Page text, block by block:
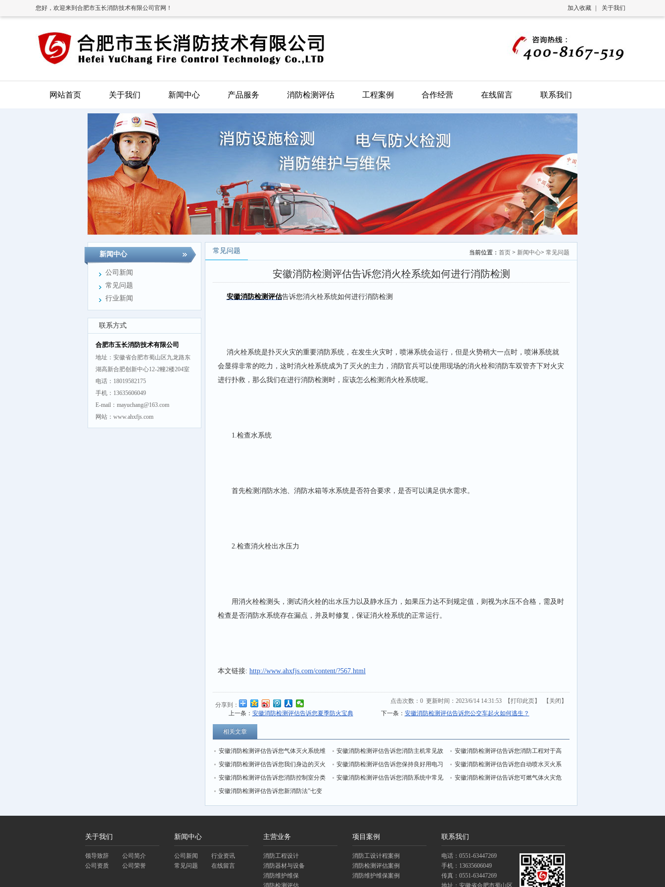
加入收藏 关于我们
您好，欢迎来到合肥市玉长消防技术有限公司官网！
网站首页 关于我们 新闻中心 产品服务 消防检测评估 工程案例 合作经营 在线留言 联系我们
新闻中心
公司新闻
常见问题
行业新闻
联系方式
合肥市玉长消防技术有限公司
地址：安徽省合肥市蜀山区九龙路东
湖高新合肥创新中心12-2幢2楼204室
电话：18019582175
手机：13635606049
E-mail：mayuchang@163.com
网站：www.ahxfjs.com
当前位置： 首页 > 新闻中心> 常见问题
常见问题
安徽消防检测评估告诉您消火栓系统如何进行消防检测
安徽消防检测评估告诉您消火栓系统如何进行消防检测
消火栓系统是扑灭火灾的重要消防系统，在发生火灾时，喷淋系统会运行，但是火势稍大一点时，喷淋系统就
会显得非常的吃力，这时消火栓系统成为了灭火的主力，消防官兵可以使用现场的消火栓和消防车双管齐下对火灾
进行扑救，那么我们在进行消防检测时，应该怎么检测消火栓系统呢。
1.检查水系统
首先检测消防水池、消防水箱等水系统是否符合要求，是否可以满足供水需求。
2.检查消火栓出水压力
用消火栓检测头，测试消火栓的出水压力以及静水压力，如果压力达不到规定值，则视为水压不合格，需及时
检查是否消防水系统存在漏点，并及时修复，保证消火栓系统的正常运行。
本文链接: http://www.ahxfjs.com/content/?567.html
分享到：
点击次数： 0 更新时间：2023/6/14 14:31:53 【打印此页】 【 关闭 】
上一条： 安徽消防检测评估告诉您夏季防火宝典 下一条： 安徽消防检测评估告诉您公交车起火如何逃生？
相关文章
安徽消防检测评估告诉您气体灭火系统维
护管理标准
安徽消防检测评估告诉您消防主机常见故
障有哪些，有什么处理方法？
安徽消防检测评估告诉您消防工程对于高
层建筑的重要性
安徽消防检测评估告诉您我们身边的灭火
神器你都知道吗？
安徽消防检测评估告诉您保持良好用电习
惯 杜绝火灾隐患
安徽消防检测评估告诉您自动喷水灭火系
统验的重点
安徽消防检测评估告诉您消防控制室分类
达标创建标准（I类）
安徽消防检测评估告诉您消防系统中常见
安徽消防检测评估告诉您可燃气体火灾危
安徽消防检测评估告诉您新消防法”七变
关于我们
领导致辞
公司简介
公司资质
公司荣誉
新闻中心
公司新闻
行业资讯
常见问题
在线留言
主营业务
消防工程设计
消防器材与设备
消防维护维保
消防检测评估
项目案例
消防工设计程案例
消防检测评估案例
消防维护维保案例
联系我们
电话：0551-63447269
手机：13635606049
传真：0551-63447269
地址：安徽省合肥市蜀山区